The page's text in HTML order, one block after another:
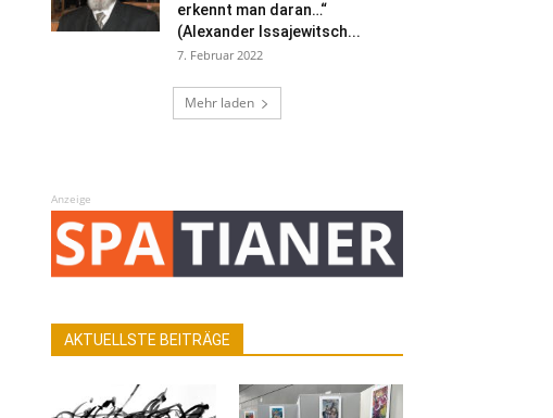
erkennt man daran…“
(Alexander Issajewitsch...
7. Februar 2022
Mehr laden
Anzeige
AKTUELLSTE BEITRÄGE